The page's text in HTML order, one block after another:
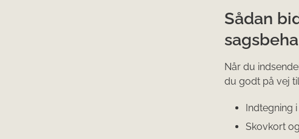
Sådan
Når du
du godt på vej
Indtegning
Skovkort